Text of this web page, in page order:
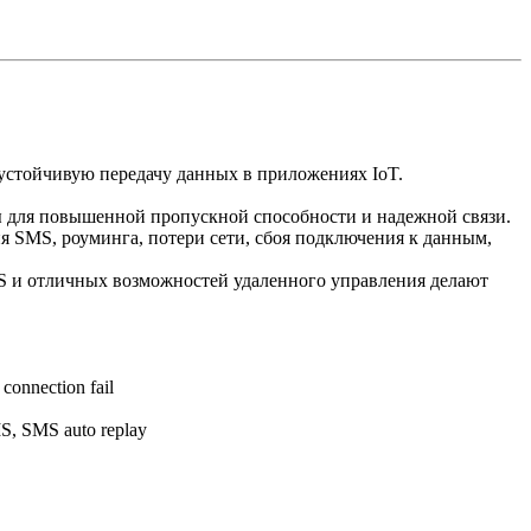
передачу данных в приложениях IoT.
повышенной пропускной способности и надежной связи.
SMS, роуминга, потери сети, сбоя подключения к данным,
отличных возможностей удаленного управления делают
fail
SMS auto replay